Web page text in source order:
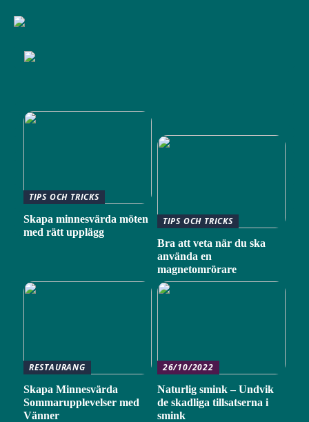
TIPS OCH TRICKS
Skapa minnesvärda möten
med rätt upplägg
TIPS OCH TRICKS
Bra att veta när du ska
använda en
magnetomrörare
RESTAURANG
Skapa Minnesvärda
Sommarupplevelser med
Vänner
26/10/2022
Naturlig smink – Undvik
de skadliga tillsatserna i
smink